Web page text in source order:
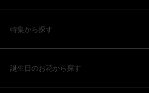
特集から探す
誕生日のお花から探す